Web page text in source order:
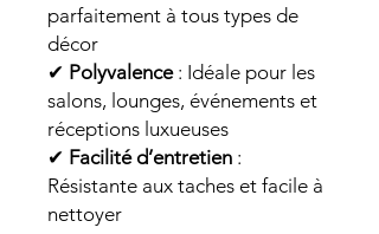
parfaitement à tous types de
décor
✔ Polyvalence: Idéale pour les
salons, lounges, événements et
réceptions luxueuses
✔ Facilité d’entretien :
Résistante aux taches et facile à
nettoyer